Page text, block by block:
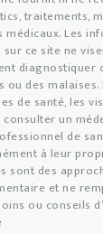
traitements,
médicaux. Les
ce site ne
diagnostiquer
ou des malaises.
de santé, les
consulter un
de
à leur
sont des
et ne
ou conseils